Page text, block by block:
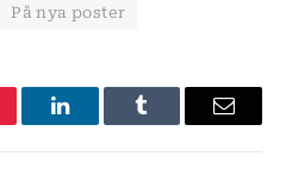
På nya poster
LinkedInTumblr
E-